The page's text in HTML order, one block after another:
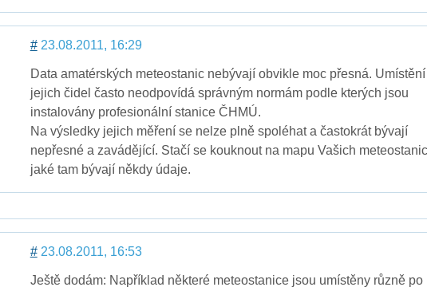
#23.08.2011, 16:29
Data amatérských meteostanic nebývají obvikle moc přesná. Umístění
jejich čidel často neodpovídá správným normám podle kterých jsou
instalovány profesionální stanice ČHMÚ.
Na výsledky jejich měření se nelze plně spoléhat a častokrát bývají
nepřesné a zavádějící. Stačí se kouknout na mapu Vašich meteostanic
jaké tam bývají někdy údaje.
#23.08.2011, 16:53
Ještě dodám: Například některé meteostanice jsou umístěny různě po